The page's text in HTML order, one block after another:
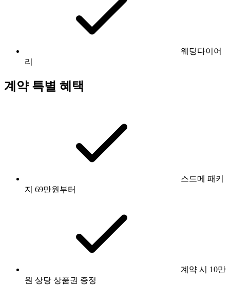
웨딩다이어
리
계약 특별 혜택
스드메 패키
지 69만원부터
계약 시 10만
원 상당 상품권 증정